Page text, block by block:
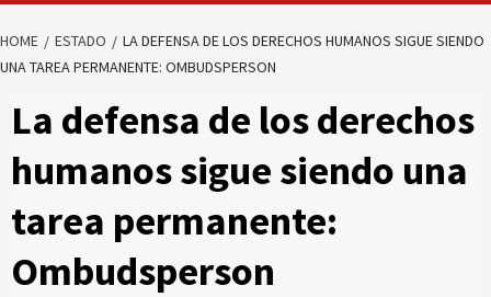
HOME ESTADO
LA DEFENSA DE LOS DERECHOS HUMANOS SIGUE SIENDO
UNA TAREA PERMANENTE: OMBUDSPERSON
La defensa de los derechos
humanos sigue siendo una
tarea permanente:
Ombudsperson